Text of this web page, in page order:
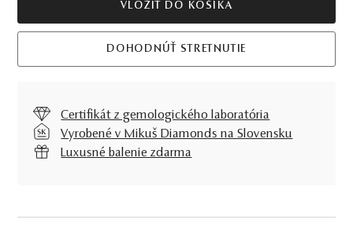
VLOŽIŤ DO KOŠÍKA
DOHODNÚŤ STRETNUTIE
Certifikát z gemologického laboratória
Vyrobené v Mikuš Diamonds na Slovensku
Luxusné balenie zdarma